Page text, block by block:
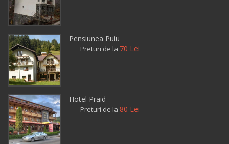
Pensiunea Puiu
Preturi de la 70 Lei
Hotel Praid
Preturi de la 80 Lei